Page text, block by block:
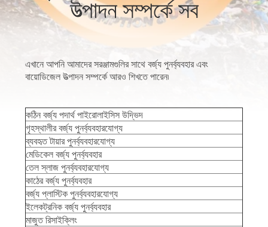
নিয়ন্ত্রণ
করুন
মামলা
সাইট
ম্যাপ
উত্পাদন সম্পর্কে সব
এখানে আপনি আমাদের সরঞ্জামগুলির সাথে বর্জ্য পুনর্ব্যবহার এবং
বায়োডিজেল উত্পাদন সম্পর্কে আরও শিখতে পারেন৷
কঠিন বর্জ্য পদার্থ পাইরোলাইসিস উদ্ভিদ
গৃহস্থালীর বর্জ্য পুনর্ব্যবহারযোগ্য
ব্যবহৃত টায়ার পুনর্ব্যবহারযোগ্য
মেডিকেল বর্জ্য পুনর্ব্যবহার
তেল স্লাজ পুনর্ব্যবহারযোগ্য
কাঠের বর্জ্য পুনর্ব্যবহার
বর্জ্য প্লাস্টিক পুনর্ব্যবহারযোগ্য
ইলেকট্রনিক বর্জ্য পুনর্ব্যবহার
মাজুত রিসাইক্লিং